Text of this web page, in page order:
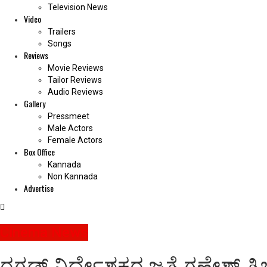
Television News
Video
Trailers
Songs
Reviews
Movie Reviews
Tailor Reviews
Audio Reviews
Gallery
Pressmeet
Male Actors
Female Actors
Box Office
Kannada
Non Kannada
Advertise